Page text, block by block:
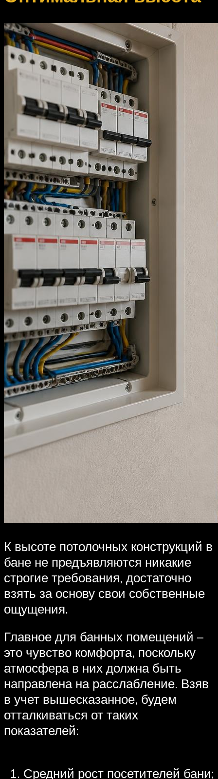
К высоте потолочных конструкций в
бане не предъявляются никакие
строгие требования, достаточно
взять за основу свои собственные
ощущения.
Главное для банных помещений –
это чувство комфорта, поскольку
атмосфера в них должна быть
направлена на расслабление. Взяв
в учет вышесказанное, будем
отталкиваться от таких
показателей:
Средний рост посетителей бани;